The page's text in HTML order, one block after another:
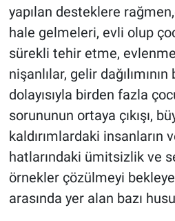
yapılan desteklere
hale gelmeleri, evli olup
sürekli tehir etme,
nişanlılar, gelir
dolayısıyla birden fazla
sorununun ortaya çıkışı,
kaldırımlardaki insanların
hatlarındaki ümitsizlik ve
örnekler çözülmeyi
arasında yer alan bazı